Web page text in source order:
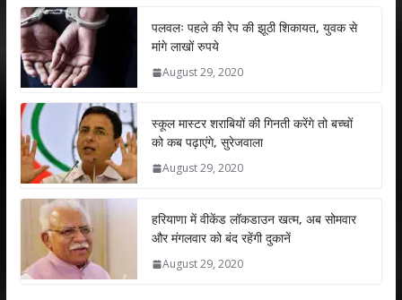
s
A
p
p
b
o
k
er e
dI
n
l e
पलवलः पहले की रेप की झूठी शिकायत, युवक से
मांगे लाखों रुपये
August 29, 2020
स्कूल मास्टर शराबियों की गिनती करेंगे तो बच्चों
को कब पढ़ाएंगे, सुरेजवाला
August 29, 2020
हरियाणा में वीकेंड लॉकडाउन खत्म, अब सोमवार
और मंगलवार को बंद रहेंगी दुकानें
August 29, 2020